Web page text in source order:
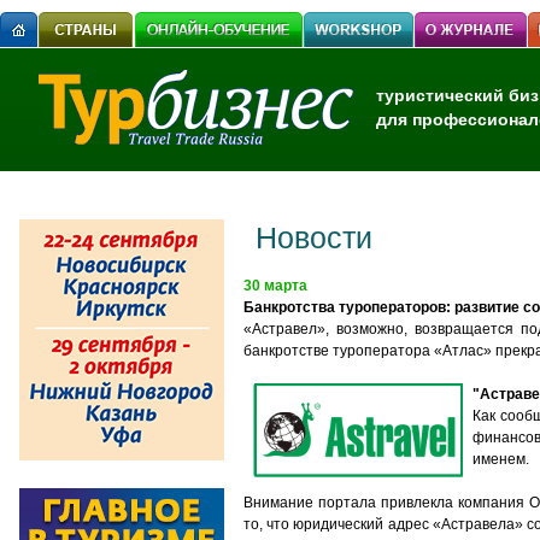
туристический
для
Новости
30 марта
Банкротства туроператоров: развитие
«Астравел», возможно, возвращается
банкротстве туроператора «Атлас»
Как
именем.
Внимание портала привлекла компания
то, что юридический адрес «Астравела»